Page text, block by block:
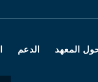
المعهد الدعم